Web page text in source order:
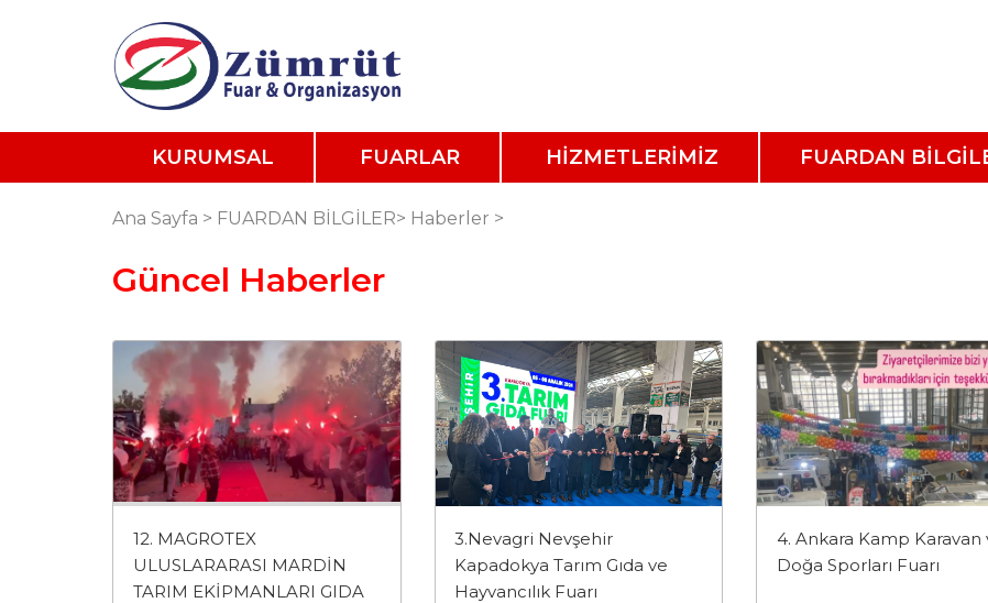
KURUMSAL FUARLAR HİZMETLERİMİZ FUARDAN
Ana Sayfa > FUARDAN BİLGİLER> Haberler >
Güncel Haberler
12. MAGROTEX
ULUSLARARASI MARDİN
TARIM EKİPMANLARI GIDA
3.Nevagri Nevşehir
Kapadokya Tarım Gıda ve
Hayvancılık Fuarı
4. Ankara Kamp Karavan
Doğa Sporları Fuarı